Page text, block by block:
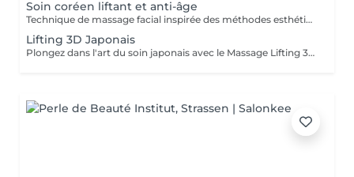
Soin coréen liftant et anti-âge
Technique de massage facial inspirée des méthodes esthétiques coréennes, conçue pour travailler en profondeur la peau, les muscles et les ligaments de soutien du visage. Ces structures jouent un rôle essentiel dans la fermeté et le maintien naturel des tissus. Grâce à des manuvres sculptantes, des pressions profondes et la stimulation de points spécifiques, ce soin relance la circulation sanguine et lymphatique, détend les tensions musculaires et revitalise les tissus. Le travail ciblé sur les ligaments de rétention du visage aide à soutenir les tissus, améliorer la tonicité et redessiner l'ovale du visage, pour un effet liftant naturel et un aspect plus jeune et reposé. Bénéfices du soin : - effet liftant naturel - peau plus ferme et tonifiée - contours du visage redéfinis - diminution des tensions et des gonflements - teint plus lumineux et revitalisé.
Lifting 3D Japonais
Plongez dans l'art du soin japonais avec le Massage Lifting 3D, une technique manuelle puissante qui lifte naturellement le visage tout en procurant une détente profonde. Par des gestes précis et dynamiques, ce soin stimule les muscles, redessine les contours, lisse les rides et ravive l'éclat dès la première séance. Formées directement par la créatrice de la méthode venue du Japon, nous vous offrons un soin authentique et hautement efficace, agissant autant sur la beauté du visage que sur l'équilibre global du corps et de l'esprit.